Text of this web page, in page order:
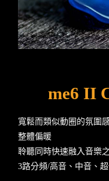
me6 II
寬鬆而類似動圈的氛圍
整體偏暖
聆聽同時快速融入音樂之
3路分頻/高音、中音、